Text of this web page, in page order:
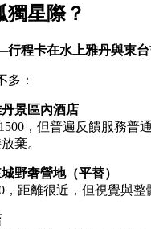
獨星際？
行程卡在水上雅丹與東
多：
景區內酒店
，但普遍反饋服務普
棄。
野奢營地（平替）
，距離很近，但視覺與整